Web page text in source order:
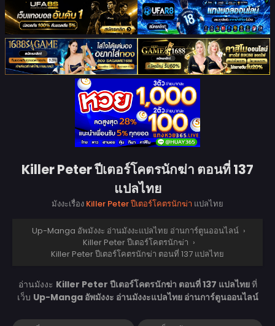
Killer Peter ปีเตอร์โคตรนักฆ่า ตอนที่ 137
แปลไทย
มังงะเรื่อง Killer Peter ปีเตอร์โคตรนักฆ่า แปลไทย
Up-Manga อัพมังงะ อ่านมังงะแปลไทย อ่านการ์ตูนออนไลน์ ›
Killer Peter ปีเตอร์โคตรนักฆ่า ›
Killer Peter ปีเตอร์โคตรนักฆ่า ตอนที่ 137 แปลไทย
อ่านมังงะ Killer Peter ปีเตอร์โคตรนักฆ่า ตอนที่ 137 แปลไทยที่
เว็บ Up-Manga อัพมังงะ อ่านมังงะแปลไทย อ่านการ์ตูนออนไลน์